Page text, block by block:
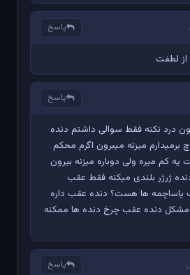
پاسخ
لطفت
پاسخ
درد نکنه فقط سوالی داشتم دنده
برمیدارم میزنه میبرون اگرم محکم
یه کم میره ولی دوباره میزنه بیرون
ژرژر بلندی میکنه فقط عقب
یاساچمه ها هست؟ دنده عقب داره
دنده عقب چرخ دنده ها ممکنه
پاسخ